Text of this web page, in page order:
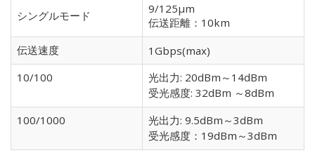
シングルモード
9/125μm
伝送距離：10km
伝送速度
1Gbps(max)
10/100
光出力: 20dBm～14dBm
受光感度: 32dBm ～8dBm
100/1000
光出力: 9.5dBm～3dBm
受光感度：19dBm～3dBm